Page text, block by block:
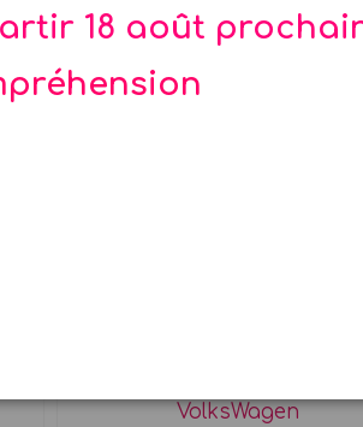
18 août
VolksWagen